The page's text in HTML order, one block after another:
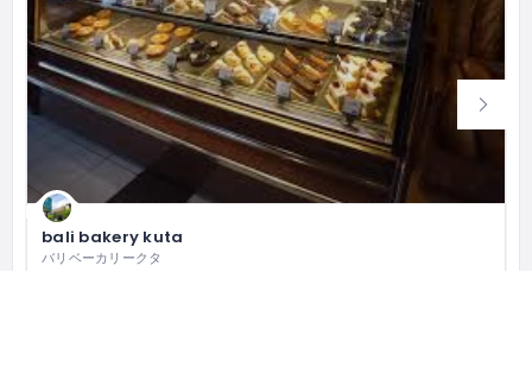
bali bakery kuta
バリベーカリークタ